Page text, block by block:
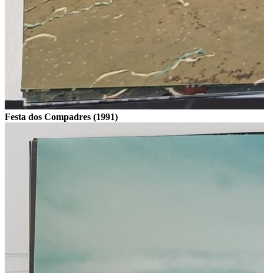
Festa dos Compadres (1991)